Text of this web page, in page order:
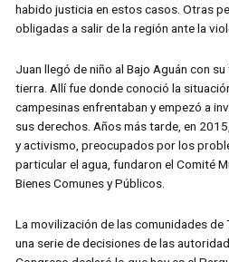
habido justicia en estos casos. Otras
obligadas a salir de la región ante la
Juan llegó de niño al Bajo Aguán con
tierra. Allí fue donde conoció la
campesinas enfrentaban y empezó a
sus derechos. Años más tarde, en
y activismo, preocupados por los
particular el agua, fundaron el Comité
Bienes Comunes y Públicos.
La movilización de las comunidades de
una serie de decisiones de las